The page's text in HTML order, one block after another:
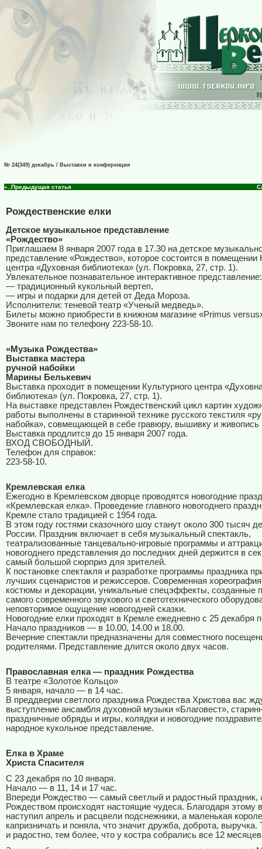
№ 24(349) декабрь / Выставки и конференции
«..Предыдущая статья
Рождественские елки
Детское музыкальное представление
«Рождество»
Приглашаем 8 января 2007 года в 17.30 на детское
представление «Рождество», которое состоится в помещении
центра «Духовная библиотека» (ул. Покровка, 27, стр. 1).
Увлекательное познавательное интерактивное представление:
— традиционный кукольный вертеп,
— игры и подарки для детей от Деда Мороза.
Исполнители: теневой театр «Ученый медведь».
Билеты можно приобрести в книжном магазине «Primus
Звоните нам по телефону 223-58-10.
«Музыка Рождества»
Выставка мастера
ручной набойки
Марины Белькевич
Выставка проходит в помещении Культурного центра
библиотека» (ул. Покровка, 27, стр. 1).
На выставке представлен Рождественский цикл картин
работы выполнены в старинной технике русского текстиля
набойка», совмещающей в себе гравюру, вышивку и живопись
Выставка продлится до 15 января 2007 года.
ВХОД СВОБОДНЫЙ.
Телефон для справок:
223-58-10.
Кремлевская елка
Ежегодно в Кремлевском дворце проводятся новогодние
«Кремлевская елка». Проведение главного новогоднего
Кремле стало традицией с 1954 года.
В этом году гостями сказочного шоу станут около 300 тысяч
России. Праздник включает в себя музыкальный спектакль,
театрализованные танцевально-игровые программы и
новогоднего представления до последних дней держится в
самый большой сюрприз для зрителей.
К постановке спектакля и разработке программы праздника
лучших сценаристов и режиссеров. Современная
костюмы и декорации, уникальные спецэффекты, созданные
самого современного звукового и светотехнического
неповторимое ощущение новогодней сказки.
Новогодние елки проходят в Кремле ежедневно с 25 декабря
Начало праздников — в 10.00, 14.00 и 18.00.
Вечерние спектакли предназначены для совместного
родителями. Представление длится около двух часов.
Православная елка — праздник Рождества
В театре «Золотое Кольцо»
5 января, начало — в 14 час.
В преддверии светлого праздника Рождества Христова вас
выступление ансамбля духовной музыки «Благовест»,
праздничные обряды и игры, колядки и новогодние
народное кукольное представление.
Елка в Храме
Христа Спасителя
С 23 декабря по 10 января.
Начало — в 11, 14 и 17 час.
Впереди Рождество — самый светлый и радостный праздник,
Рождеством происходят настоящие чудеса. Благодаря этому
наступил апрель и расцвели подснежники, а маленькая
капризничать и поняла, что значит дружба, доброта, выручка.
и радостно, тем более, что у костра собрались все 12